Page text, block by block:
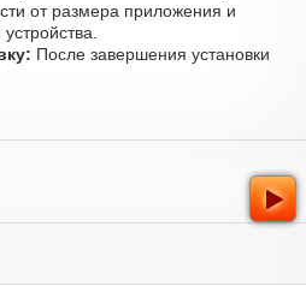
от размера приложения и
После завершения установки